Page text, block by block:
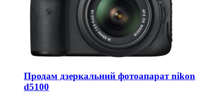
Продам дзеркальний фотоапарат nikon
d5100